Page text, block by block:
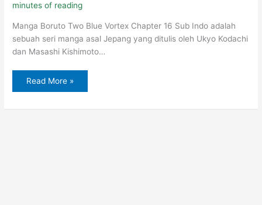
minutes of reading
Manga Boruto Two Blue Vortex Chapter 16 Sub Indo adalah
sebuah seri manga asal Jepang yang ditulis oleh Ukyo Kodachi
dan Masashi Kishimoto…
Read More »